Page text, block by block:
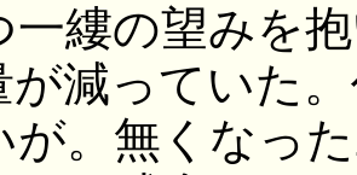
一縷の望みを
が減っていた
が。無くなっ